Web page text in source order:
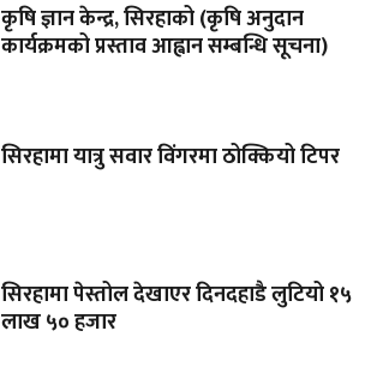
कृषि ज्ञान केन्द्र, सिरहाको (कृषि अनुदान
कार्यक्रमको प्रस्ताव आह्वान सम्बन्धि सूचना)
सिरहामा यात्रु सवार विंगरमा ठोक्कियो टिपर
सिरहामा पेस्तोल देखाएर दिनदहाडै लुटियो १५
लाख ५० हजार